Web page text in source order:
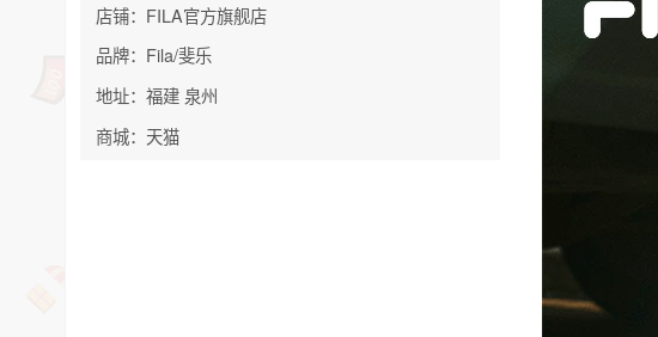
店铺：FILA官方旗舰店
品牌：Fila/斐乐
地址：福建 泉州
商城：天猫